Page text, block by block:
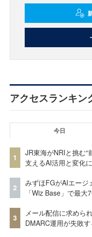
アクセスランキン
今日
1
JR東海がNRIと挑む
支えるAI活用と変化
2
みずほFGがAIエー
「Wiz Base」で最大
3
メール配信に求めら
DMARC運用が失敗